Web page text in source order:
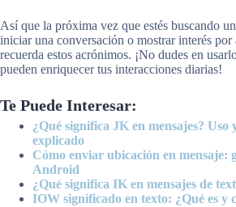
Así que la próxima vez que estés buscando
iniciar una conversación o mostrar interés por
recuerda estos acrónimos. ¡No dudes en
pueden enriquecer tus interacciones diarias!
Te Puede Interesar:
¿Qué significa JK en mensajes? Uso
explicado
Cómo enviar ubicación en mensaje:
Android
¿Qué significa IK en mensajes de
IOW significado en texto: ¿Qué es y